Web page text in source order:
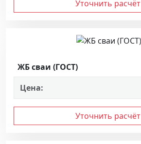
Уточнить расчёт
ЖБ сваи (ГОСТ)
Цена:
Уточнить расчёт